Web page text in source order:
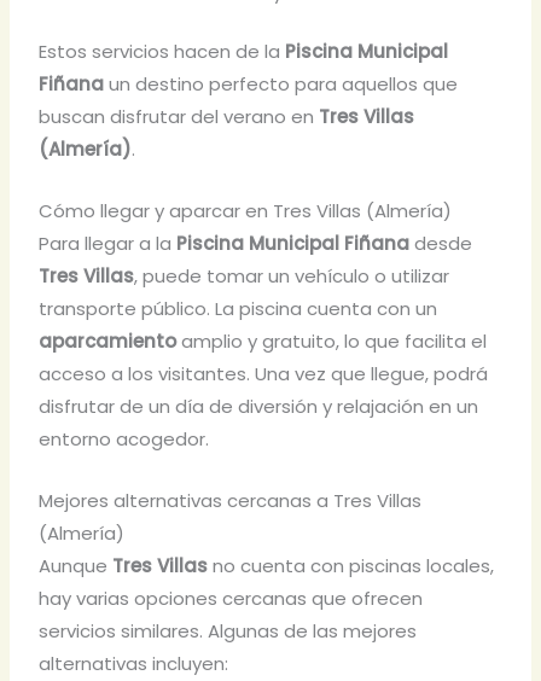
Estos servicios hacen de la Piscina Municipal
Fiñanaun destino perfecto para aquellos que
buscan disfrutar del verano en Tres Villas
(Almería).
Cómo llegar y aparcar en Tres Villas (Almería)
Para llegar a la Piscina Municipal Fiñanadesde
Tres Villas, puede tomar un vehículo o utilizar
transporte público. La piscina cuenta con un
aparcamientoamplio y gratuito, lo que facilita el
acceso a los visitantes. Una vez que llegue, podrá
disfrutar de un día de diversión y relajación en un
entorno acogedor.
Mejores alternativas cercanas a Tres Villas
(Almería)
Aunque Tres Villasno cuenta con piscinas locales,
hay varias opciones cercanas que ofrecen
servicios similares. Algunas de las mejores
alternativas incluyen: